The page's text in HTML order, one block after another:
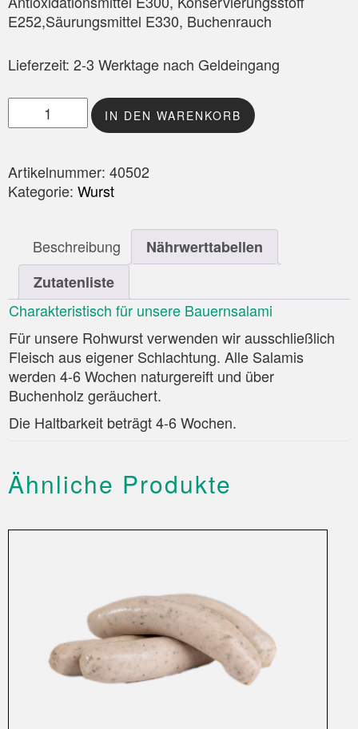
E252,Säurungsmittel E330, Buchenrauch
Lieferzeit: 2-3 Werktage nach Geldeingang
Bauernsalami naturgereift Menge
IN DEN WARENKORB
Artikelnummer: 40502
Kategorie: Wurst
Beschreibung
Nährwerttabellen
Zutatenliste
Charakteristisch für unsere Bauernsalami
Für unsere Rohwurst verwenden wir ausschließlich
Fleisch aus eigener Schlachtung. Alle Salamis
werden 4-6 Wochen naturgereift und über
Buchenholz geräuchert.
Die Haltbarkeit beträgt 4-6 Wochen.
Ähnliche Produkte